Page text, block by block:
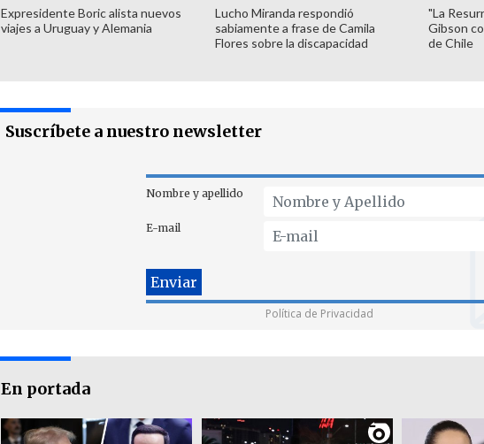
Expresidente Boric alista nuevos
viajes a Uruguay y Alemania
Lucho Miranda respondió
sabiamente a frase de Camila
Flores sobre la discapacidad
"La
Gibson
de Chile
Suscríbete a nuestro newsletter
Nombre y apellido
E-mail
Política de Privacidad
En portada